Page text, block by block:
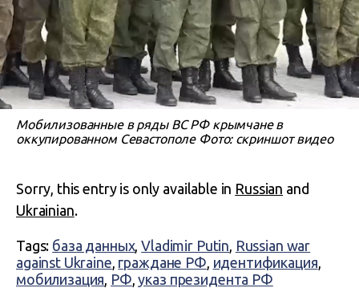
Мобилизованные в ряды ВС РФ крымчане в
оккупированном Севастополе Фото: скриншот видео
Sorry, this entry is only available in Russian and
Ukrainian.
Tags: база данных,Vladimir Putin, Russian war
against Ukraine, граждане РФ, идентификация,
мобилизация, РФ,указ президента РФ